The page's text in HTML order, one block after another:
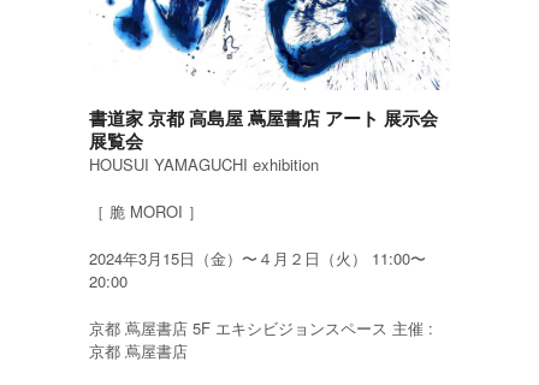
書道家 京都 高島屋 蔦屋書店 アート 展示会
展覧会
HOUSUI YAMAGUCHI exhibition
［ 脆 MOROI ］
2024年3月15日（金）〜４月２日（火） 11:00〜
20:00
京都 蔦屋書店 5F エキシビジョンスペース 主催 :
京都 蔦屋書店